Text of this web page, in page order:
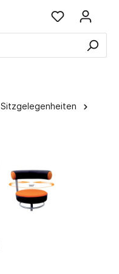
Sitzgelegenheiten